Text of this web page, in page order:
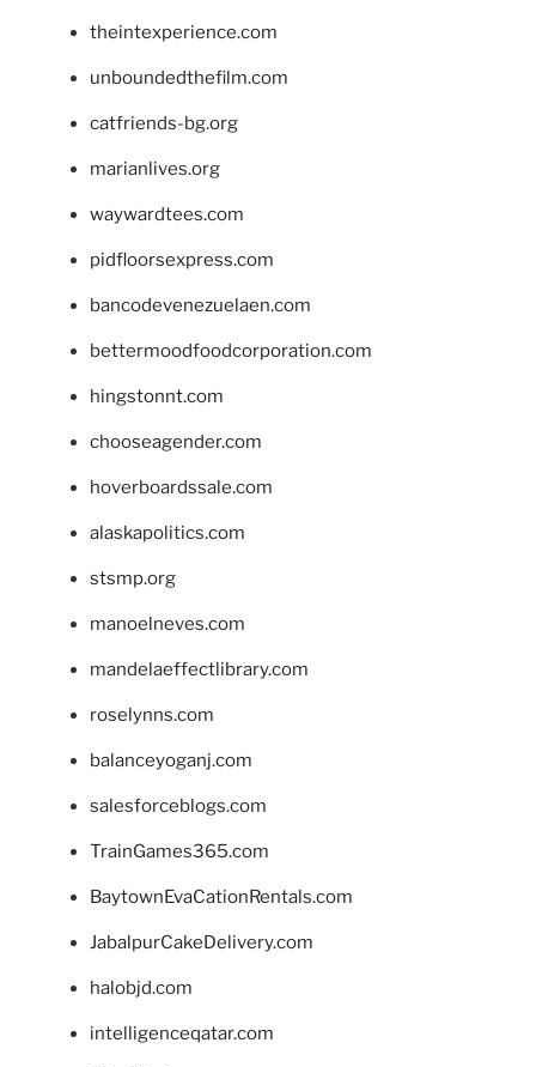
theintexperience.com
unboundedthefilm.com
catfriends-bg.org
marianlives.org
waywardtees.com
pidfloorsexpress.com
bancodevenezuelaen.com
bettermoodfoodcorporation.com
hingstonnt.com
chooseagender.com
hoverboardssale.com
alaskapolitics.com
stsmp.org
manoelneves.com
mandelaeffectlibrary.com
roselynns.com
balanceyoganj.com
salesforceblogs.com
TrainGames365.com
BaytownEvaCationRentals.com
JabalpurCakeDelivery.com
halobjd.com
intelligenceqatar.com